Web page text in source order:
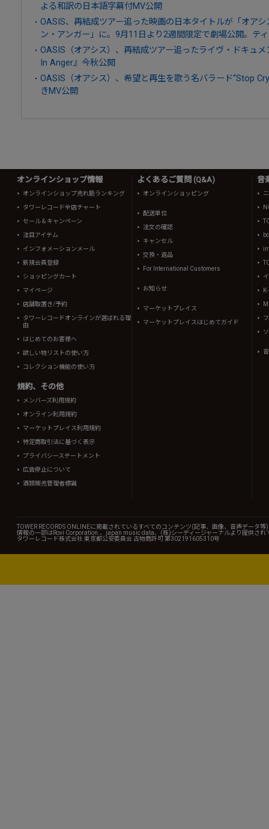
よる和訳の日本語字幕付MV公開
OASIS、再結成ツアー追った映画の日本タイトルが「オア
ン・アンガー」に。9月11日より2週間限定で劇場公開。テ
OASIS（オアシス）、再結成ツアー追ったライヴ・ドキュ
In Anger』今秋公開
OASIS（オアシス）、希望と再生を歌う名バラード“Stop
きMV公開
オンラインショップ情報
オンラインショップ売れ筋ランキング
タワーレコード全店チャート
セール＆キャンペーン
注目アイテム
インフォメーションメール
新規会員登録
ショッピングカート
マイページ
店舗取置き/予約
タワーレコードオンラインが選ばれる理
由
はじめてのお客様へ
欲しい物リストの使い方
コレクション機能の使い方
規約、その他
メンバーズ利用規約
オンライン利用規約
マーケットプレイス利用規約
特定商取引法に基づく表示
プライバシーステートメント
広告停止について
酒類販売管理者標識
よくあるご質問 (Q&A)
オンラインショッピング
配送単位
注文の確認
キャンセル
交換・返品
For International Customers
お知らせ
マーケットプレイス
マーケットプレイスはじめてガイド
音
TOWER RECORDS ONLINEに掲載されているすべてのコンテンツ(記事、画像、音声データ
情報の一部はRovi Corporation.、japan music data、(株)シーディージャーナルより提供され
タワーレコード株式会社 東京都公安委員会 古物商許可 第302191605310号